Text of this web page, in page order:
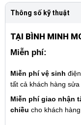
Thông số kỹ thuật
TẠI BÌNH MINH
Miễn phí:
Miễn phí vệ sinh
tất cả khách hàng sửa
Miễn phí giao nhận
chiều cho khách